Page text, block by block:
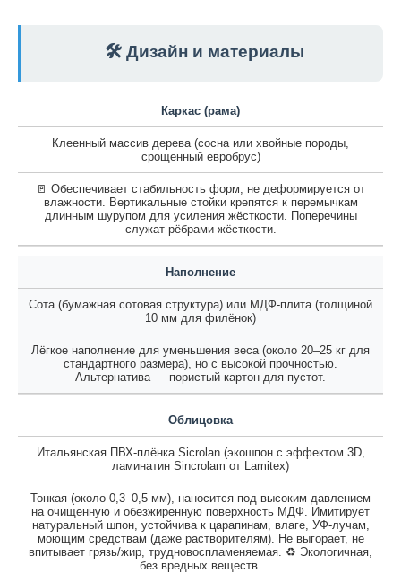
🛠️ Дизайн и материалы
Каркас (рама)
Клеенный массив дерева (сосна или хвойные породы,
срощенный евробрус)
🚪 Обеспечивает стабильность форм, не деформируется от
влажности. Вертикальные стойки крепятся к перемычкам
длинным шурупом для усиления жёсткости. Поперечины
служат рёбрами жёсткости.
Наполнение
Сота (бумажная сотовая структура) или МДФ-плита (толщиной
10 мм для филёнок)
Лёгкое наполнение для уменьшения веса (около 20–25 кг для
стандартного размера), но с высокой прочностью.
Альтернатива — пористый картон для пустот.
Облицовка
Итальянская ПВХ-плёнка Sicrolan (экошпон с эффектом 3D,
ламинатин Sincrolam от Lamitex)
Тонкая (около 0,3–0,5 мм), наносится под высоким давлением
на очищенную и обезжиренную поверхность МДФ. Имитирует
натуральный шпон, устойчива к царапинам, влаге, УФ-лучам,
моющим средствам (даже растворителям). Не выгорает, не
впитывает грязь/жир, трудновоспламеняемая. ♻️ Экологичная,
без вредных веществ.